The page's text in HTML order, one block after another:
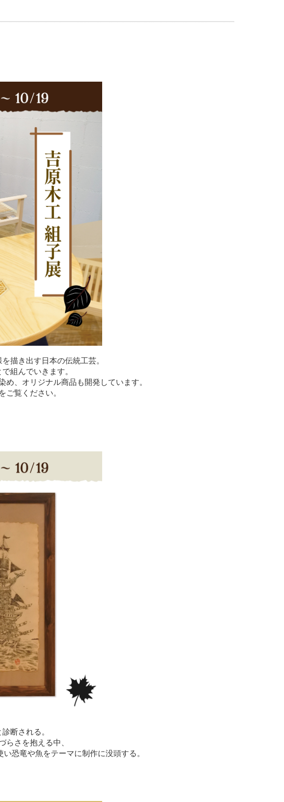
描き出す日本の伝統工芸。
組んでいきます。
め、 オリジナル商品も開発しています。
ご覧ください。
断される。
らさを抱える中、
恐竜や魚をテーマに制作に没頭する。